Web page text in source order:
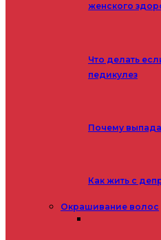
женского
Что делать
педикулез
Почему
Как жить с
Окрашивание волос